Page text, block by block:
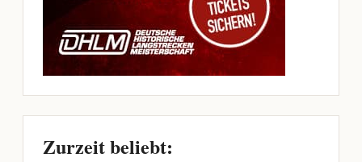
Zurzeit beliebt: